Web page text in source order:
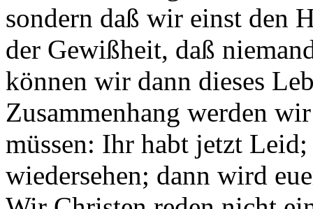
sondern daß wir einst den
der Gewißheit, daß
können wir dann dieses
Zusammenhang werden
müssen: Ihr habt jetzt
wiedersehen; dann wird